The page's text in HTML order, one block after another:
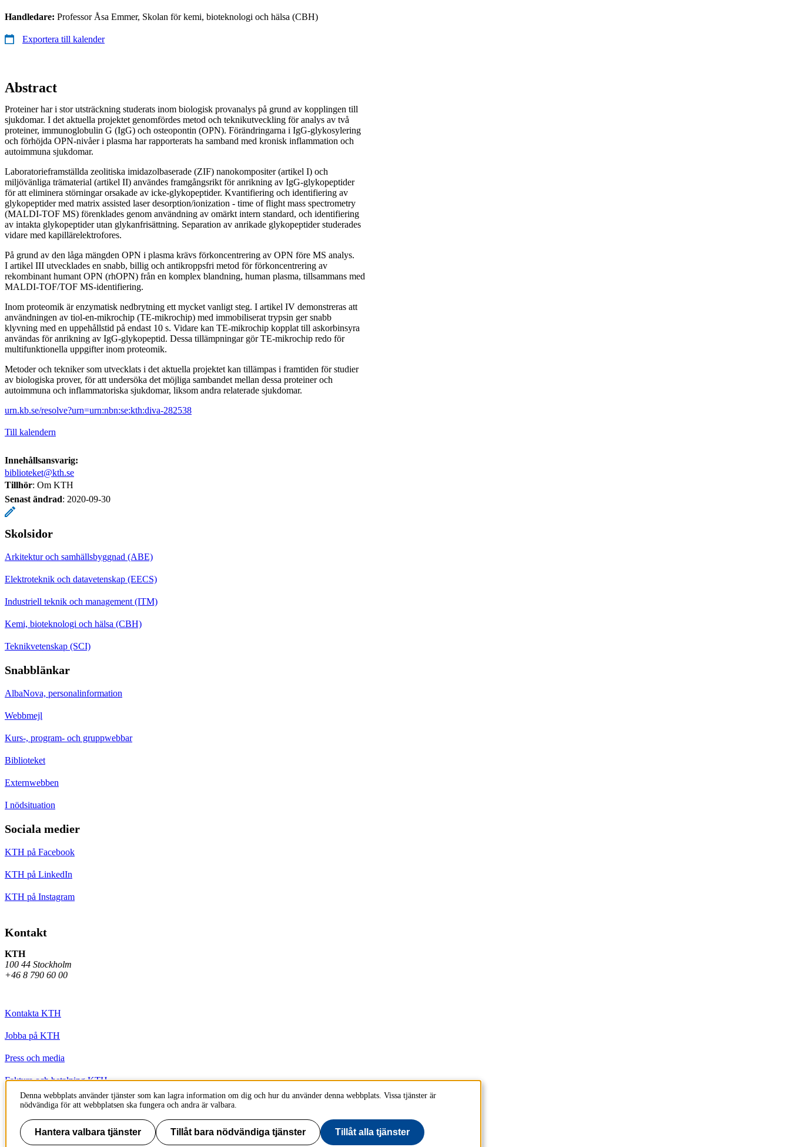
Handledare: Professor Åsa Emmer, Skolan för kemi, bioteknologi och hälsa (CBH)
Exportera till kalender
Abstract
Proteiner har i stor utsträckning studerats inom biologisk provanalys på grund av kopplingen till
sjukdomar. I det aktuella projektet genomfördes metod och teknikutveckling för analys av två
proteiner, immunoglobulin G (IgG) och osteopontin (OPN). Förändringarna i IgG-glykosylering
och förhöjda OPN-nivåer i plasma har rapporterats ha samband med kronisk inflammation och
autoimmuna sjukdomar.
Laboratorieframställda zeolitiska imidazolbaserade (ZIF) nanokompositer (artikel I) och
miljövänliga trämaterial (artikel II) användes framgångsrikt för anrikning av IgG-glykopeptider
för att eliminera störningar orsakade av icke-glykopeptider. Kvantifiering och identifiering av
glykopeptider med matrix assisted laser desorption/ionization - time of flight mass spectrometry
(MALDI-TOF MS) förenklades genom användning av omärkt intern standard, och identifiering
av intakta glykopeptider utan glykanfrisättning. Separation av anrikade glykopeptider studerades
vidare med kapillärelektrofores.
På grund av den låga mängden OPN i plasma krävs förkoncentrering av OPN före MS analys.
I artikel III utvecklades en snabb, billig och antikroppsfri metod för förkoncentrering av
rekombinant humant OPN (rhOPN) från en komplex blandning, human plasma, tillsammans med
MALDI-TOF/TOF MS-identifiering.
Inom proteomik är enzymatisk nedbrytning ett mycket vanligt steg. I artikel IV demonstreras att
användningen av tiol-en-mikrochip (TE-mikrochip) med immobiliserat trypsin ger snabb
klyvning med en uppehållstid på endast 10 s. Vidare kan TE-mikrochip kopplat till askorbinsyra
användas för anrikning av IgG-glykopeptid. Dessa tillämpningar gör TE-mikrochip redo för
multifunktionella uppgifter inom proteomik.
Metoder och tekniker som utvecklats i det aktuella projektet kan tillämpas i framtiden för studier
av biologiska prover, för att undersöka det möjliga sambandet mellan dessa proteiner och
autoimmuna och inflammatoriska sjukdomar, liksom andra relaterade sjukdomar.
urn.kb.se/resolve?urn=urn:nbn:se:kth:diva-282538
Till kalendern
Innehållsansvarig:
biblioteket@kth.se
Tillhör: Om KTH
Senast ändrad: 2020-09-30
Skolsidor
Arkitektur och samhällsbyggnad (ABE)
Elektroteknik och datavetenskap (EECS)
Industriell teknik och management (ITM)
Kemi, bioteknologi och hälsa (CBH)
Teknikvetenskap (SCI)
Snabblänkar
AlbaNova, personalinformation
Webbmejl
Kurs-, program- och gruppwebbar
Biblioteket
Externwebben
I nödsituation
Sociala medier
KTH på Facebook
KTH på LinkedIn
KTH på Instagram
Kontakt
KTH
100 44 Stockholm
+46 8 790 60 00
Kontakta KTH
Jobba på KTH
Press och media
Faktura och betalning KTH
Om KTH:s webbplatser
Tillgänglighetsredogörelse
Denna webbplats använder tjänster som kan lagra information om dig och hur du använder denna webbplats. Vissa tjänster är
nödvändiga för att webbplatsen ska fungera och andra är valbara.
Hantera valbara tjänster Tillåt bara nödvändiga tjänster Tillåt alla tjänster